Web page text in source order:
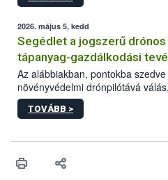
műszaki és hatósági feltételek.
2026. május 5, kedd
Segédlet a jogszerű
tápanyag-gazdálkodási
feltételeiről
Az alábbiakban, pontokba
növényvédelmi drónpilótává
növényvédelmi és tápanyag-
végzésének legfontosabb
TOVÁBB >